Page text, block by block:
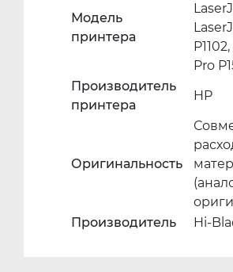
Модель
принтера
Pro
Производитель
принтера
HP
Оригинальность
Производитель
Hi-